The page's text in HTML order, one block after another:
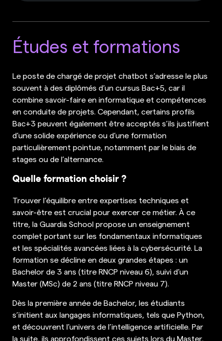
Études et formations
Le poste de chargé de projet chatbot s’adresse le plus
souvent à des diplômés d’un cursus Bac+5, car il
combine savoir-faire en informatique et compétences
en conduite de projets. Cependant, certains profils
Bac+3 peuvent également être acceptés s’ils justifient
d’une solide expérience ou d’une formation
particulièrement pointue, notamment par le biais de
stages ou de l’alternance.
Quelle formation choisir ?
Trouver l’équilibre entre expertises techniques et
savoir-être est crucial pour exercer ce métier. À ce
titre, la Guardia School propose un enseignement
complet portant sur les fondamentaux informatiques
et les spécialités avancées liées à la cybersécurité. La
formation se décline en deux grandes étapes : un
Bachelor de 3 ans (titre RNCP niveau 6), suivi d’un
Master (MSc) de 2 ans (titre RNCP niveau 7).
Dès la première année de Bachelor, les étudiants
s’initient aux langages informatiques, tels que Python,
et découvrent l’univers de l’intelligence artificielle. Par
la suite, ils approfondissent ces sujets lors du Master,